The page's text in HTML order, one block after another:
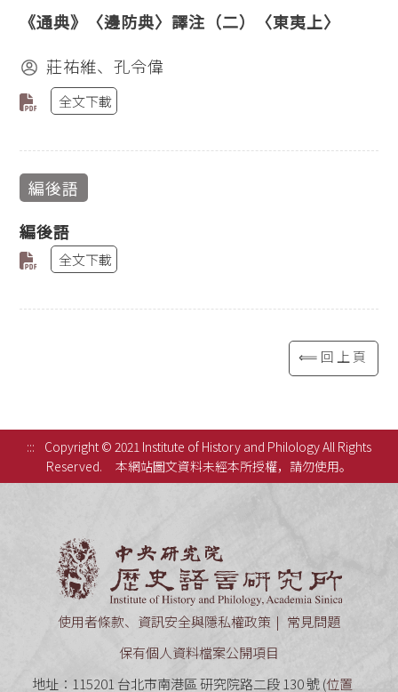
《通典》〈邊防典〉譯注（二）〈東夷上〉
莊祐維、孔令偉
全文下載
編後語
編後語
全文下載
⟸回上頁
:::
Copyright © 2021 Institute of History and Philology All Rights
Reserved.
本網站圖文資料未經本所授權，請勿使用。
使用者條款、資訊安全與隱私權政策
常見問題
保有個人資料檔案公開項目
地址：115201 台北市南港區 研究院路二段 130 號 (位置